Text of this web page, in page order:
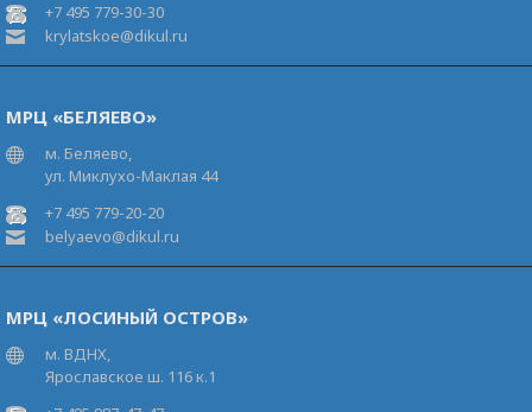
+7 495 779-30-30
krylatskoe@dikul.ru
МРЦ «БЕЛЯЕВО»
м. Беляево,
ул. Миклухо-Маклая 44
+7 495 779-20-20
belyaevo@dikul.ru
МРЦ «ЛОСИНЫЙ ОСТРОВ»
м. ВДНХ,
Ярославское ш. 116 к.1